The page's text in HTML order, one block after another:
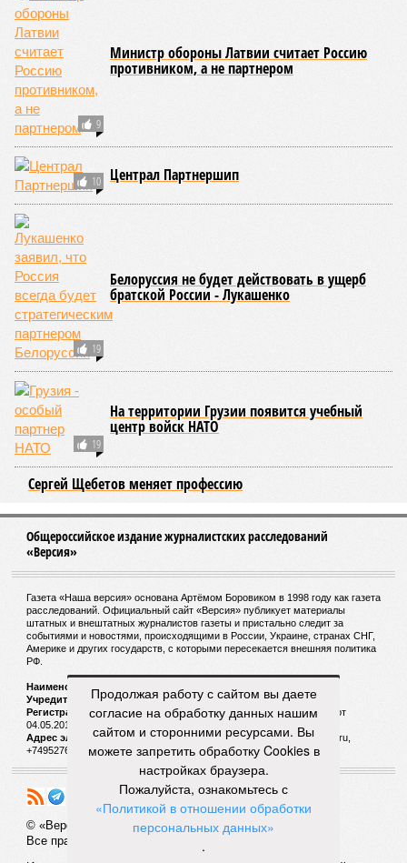
процветая бесконечно долго. С другой стороны, клетки
миокарда (среднего слоя сердечной мышцы) и нейроны
(клетки головного мозга) гораздо более подвержены
мутациям: если их функция деления и размножения
утрачена, восстановить её невозможно. Когда они
перестают функционировать, отказывают сердце и мозг,
что, разумеется, приводит к смерти. Авторы исследования
называют эти типы клеток «критическими точками
ограничения продолжительности жизни».
Причина ясна, но будущее в тумане
Получается, что бедная несчастная печень, вынужденная
переваривать вредную пищу и прочий алкоголь на
ежедневной основе, могла бы прожить десятки тысяч лет!
А вот мозг, от которого эта печень полностью зависит, – нет.
Согласно сколковской модели повреждение одних только
нейронов сокращает среднюю продолжительность жизни
до 194 лет, а повреждение клеток сердечной мышцы – до
208 лет. Эти результаты заставляют усомниться в мечтах
энтузиастов долголетия, таких как биохакер Брайан
Джонсон, который ежегодно тратит миллионы долларов на
попытки замедлить процесс старения и в конечном счёте
опередить саму смерть, иронизируют в New York Post.
Главная проблема и печаль в том, что не в одних только
мутациях дело.«Наше исследование показывает, что
соматические мутации вносят значительный вклад в
старение, но сами по себе они не могут объяснить
наблюдаемую смертность, –
цитирует Medical Express
соавтора исследованияДмитрия Крюкова, научного
Сколтеха и старшего научного сотрудника AIRI. –Это
означает, что другие механизмы старения, такие как
потеря протеостаза, митохондриальная дисфункция или
эпигенетические изменения, вносят сопоставимый вклад
в ограничение продолжительности жизни».
Впрочем, исключение соматических мутаций в любом
случае сильно бы продлило человеческую жизнь. Но как
их исключить? Ведь всё это зависит от множества
вводных, от обычных ошибок при делении клеток до
стрессовых факторов, состояния окружающей среды и
воздействия вирусов. На этот вопрос ответа у учёных из
Сколкова нет. Во всяком случае, пока нет.
Продолжая работу с сайтом вы даете
согласие на обработку данных нашим
сайтом и сторонними ресурсами. Вы
можете запретить обработку Cookies в
настройках браузера.
Пожалуйста, ознакомьтесь с
«Политикой в отношении обработки
персональных данных»
.